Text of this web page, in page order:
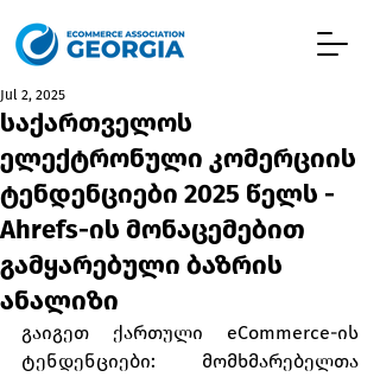
საქართველოს
ელექტრონული კომერციის
ტენდენციები 2025 წელს -
Ahrefs-ის მონაცემებით
გამყარებული ბაზრის
ანალიზი
Jul 2, 2025
გაიგეთ ქართული eCommerce-ის
ტენდენციები: მომხმარებელთა